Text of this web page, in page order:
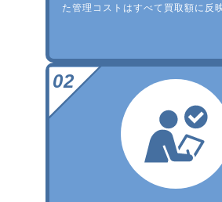
た管理コストはすべて買取額に反